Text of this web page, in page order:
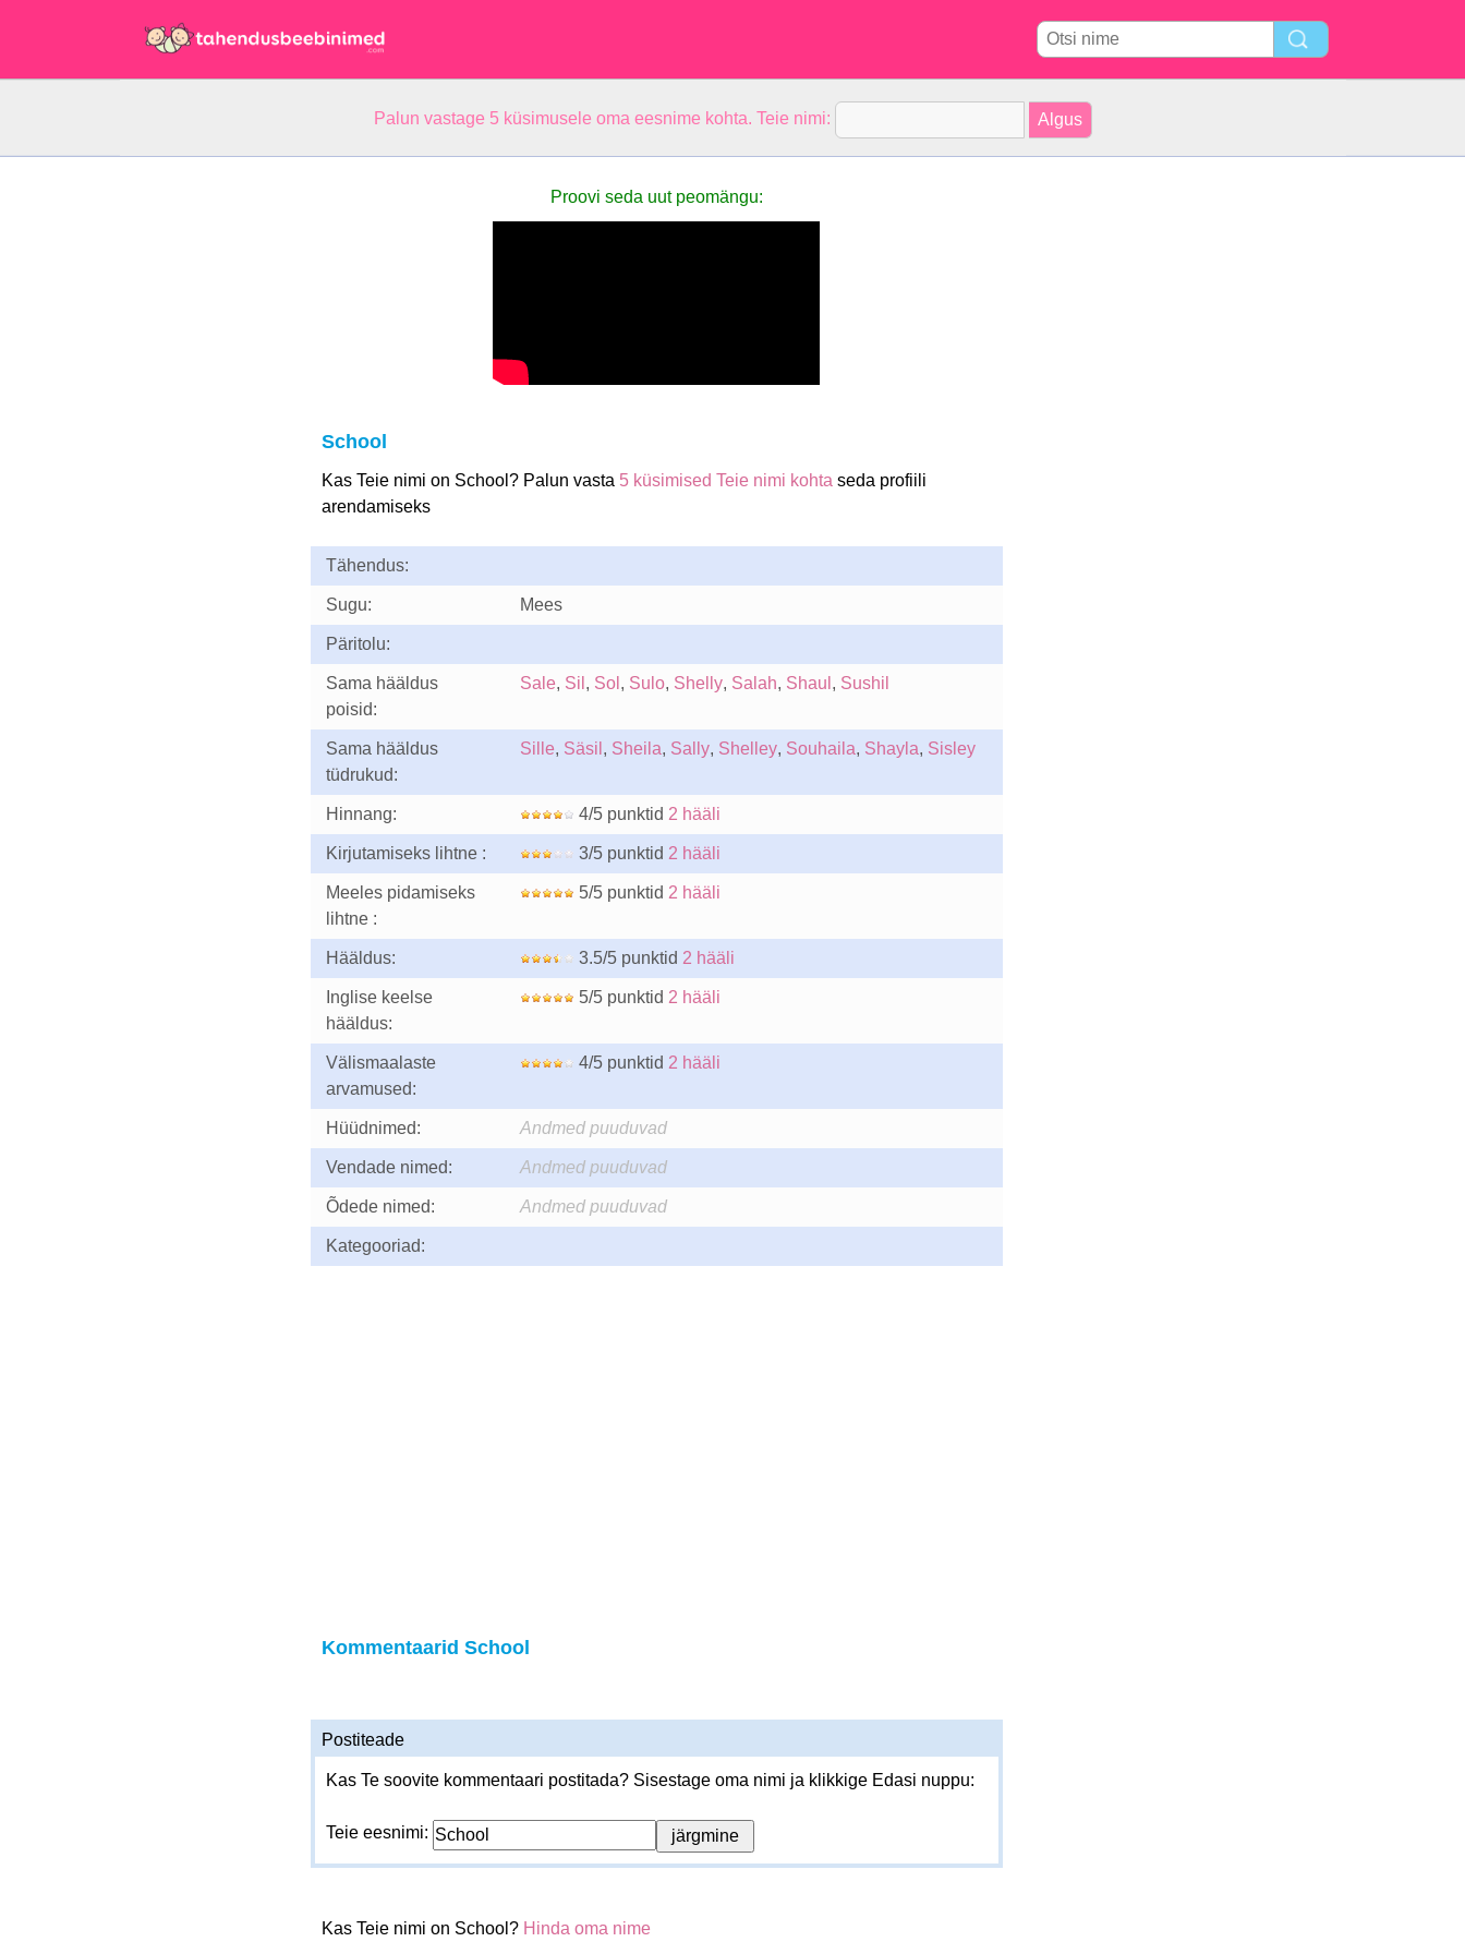
Palun vastage 5 küsimusele oma eesnime kohta. Teie nimi:
Proovi seda uut peomängu:
School
Kas Teie nimi on School? Palun vasta 5 küsimised Teie nimi kohta seda profiili
arendamiseks
Tähendus:
Sugu: Mees
Päritolu:
Sama hääldus
poisid:
Sale, Sil , Sol , Sulo, Shelly, Salah, Shaul , Sushil
Sama hääldus
tüdrukud:
Sille, Säsil , Sheila, Sally, Shelley, Souhaila, Shayla, Sisley
Hinnang: 4/5 punktid 2 hääli
Kirjutamiseks lihtne : 3/5 punktid 2 hääli
Meeles pidamiseks
lihtne :
5/5 punktid 2 hääli
Hääldus: 3.5/5 punktid 2 hääli
Inglise keelse
hääldus:
5/5 punktid 2 hääli
Välismaalaste
arvamused:
4/5 punktid 2 hääli
Hüüdnimed: Andmed puuduvad
Vendade nimed: Andmed puuduvad
Õdede nimed: Andmed puuduvad
Kategooriad:
Kommentaarid School
Postiteade
Kas Te soovite kommentaari postitada? Sisestage oma nimi ja klikkige Edasi nuppu:
Teie eesnimi:
Kas Teie nimi on School? Hinda oma nime